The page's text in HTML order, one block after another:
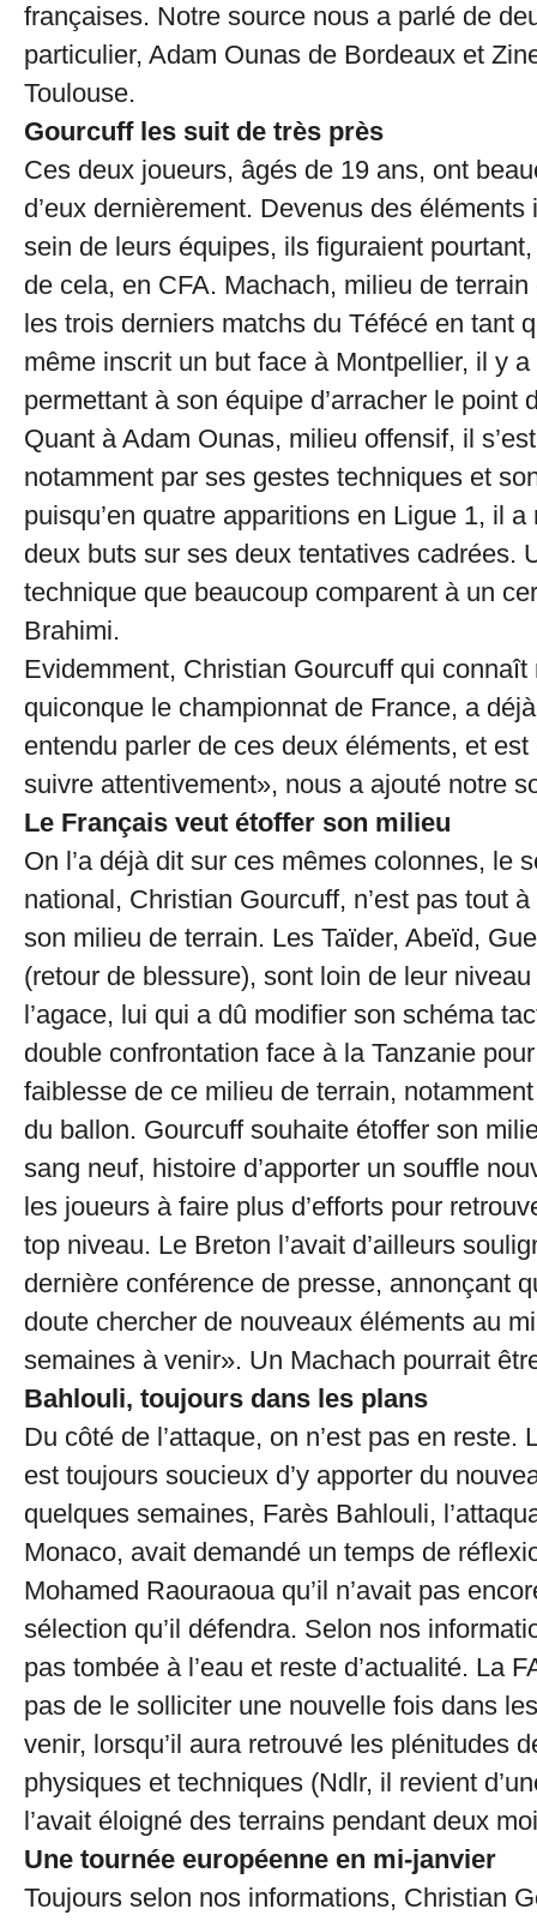
françaises. Notre source nous a parlé de
particulier, Adam Ounas de Bordeaux et
Toulouse.
Gourcuff les suit de très près
Ces deux joueurs, âgés de 19 ans, ont
d’eux dernièrement. Devenus des éléments
sein de leurs équipes, ils figuraient
de cela, en CFA. Machach, milieu de
les trois derniers matchs du Téfécé en tant
même inscrit un but face à Montpellier, il y
permettant à son équipe d’arracher le point
Quant à Adam Ounas, milieu offensif, il
notamment par ses gestes techniques et
puisqu’en quatre apparitions en Ligue 1, il
deux buts sur ses deux tentatives cadrées.
technique que beaucoup comparent à un
Brahimi.
Evidemment, Christian Gourcuff qui connaît
quiconque le championnat de France, a
entendu parler de ces deux éléments, et
suivre attentivement», nous a ajouté notre
Le Français veut étoffer son milieu
On l’a déjà dit sur ces mêmes colonnes, le
national, Christian Gourcuff, n’est pas tout
son milieu de terrain. Les Taïder, Abeïd,
(retour de blessure), sont loin de leur
l’agace, lui qui a dû modifier son schéma
double confrontation face à la Tanzanie
faiblesse de ce milieu de terrain,
du ballon. Gourcuff souhaite étoffer son
sang neuf, histoire d’apporter un souffle
les joueurs à faire plus d’efforts pour
top niveau. Le Breton l’avait d’ailleurs
dernière conférence de presse, annonçant
doute chercher de nouveaux éléments au
semaines à venir». Un Machach pourrait
Bahlouli, toujours dans les plans
Du côté de l’attaque, on n’est pas en reste.
est toujours soucieux d’y apporter du
quelques semaines, Farès Bahlouli,
Monaco, avait demandé un temps de
Mohamed Raouraoua qu’il n’avait pas
sélection qu’il défendra. Selon nos
pas tombée à l’eau et reste d’actualité. La
pas de le solliciter une nouvelle fois dans
venir, lorsqu’il aura retrouvé les plénitudes
physiques et techniques (Ndlr, il revient
l’avait éloigné des terrains pendant deux
Une tournée européenne en mi-janvier
Toujours selon nos informations, Christian